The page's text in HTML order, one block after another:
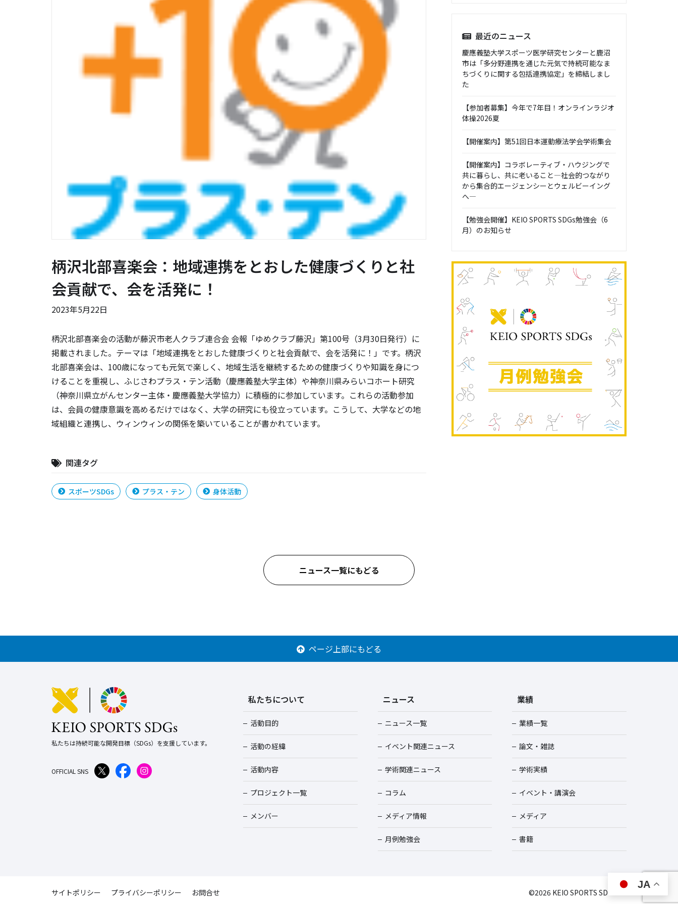
柄沢北部喜楽会：地域連携をとおした健康づくりと社
会貢献で、会を活発に！
2023年5月22日
柄沢北部喜楽会の活動が藤沢市老人クラブ連合会 会報「ゆめクラブ藤沢」第100号（3月30日発行）に
掲載されました。テーマは「地域連携をとおした健康づくりと社会貢献で、会を活発に！」です。柄沢
北部喜楽会は、100歳になっても元気で楽しく、地域生活を継続するための健康づくりや知識を身につ
けることを重視し、ふじさわプラス・テン活動（慶應義塾大学主体）や神奈川県みらいコホート研究
（神奈川県立がんセンター主体・慶應義塾大学協力）に積極的に参加しています。これらの活動参加
は、会員の健康意識を高めるだけではなく、大学の研究にも役立っています。こうして、大学などの地
域組織と連携し、ウィンウィンの関係を築いていることが書かれています。
関連タグ
スポーツSDGs プラス・テン 身体活動
最近のニュース
慶應義塾大学スポーツ医学研究センターと鹿沼
市は「多分野連携を通じた元気で持続可能なま
ちづくりに関する包括連携協定」を締結しまし
た
【参加者募集】今年で7年目！オンラインラジオ
体操2026夏
【開催案内】第51回日本運動療法学会学術集会
【開催案内】コラボレーティブ・ハウジングで
共に暮らし、共に老いること―社会的つながり
から集合的エージェンシーとウェルビーイング
へ―
【勉強会開催】KEIO SPORTS SDGs勉強会（6
月）のお知らせ
ニュース一覧にもどる
ページ上部にもどる
私たちは持続可能な開発目標（SDGs）を支援しています。
OFFICIAL SNS
私たちについて
活動目的
活動の経緯
活動内容
プロジェクト一覧
メンバー
ニュース
ニュース一覧
イベント関連ニュース
学術関連ニュース
コラム
メディア情報
月例勉強会
業績
業績一覧
論文・雑誌
学術実績
イベント・講演会
メディア
書籍
サイトポリシー プライバシーポリシー お問合せ ©︎2026 KEIO SPORTS SDGs
JA